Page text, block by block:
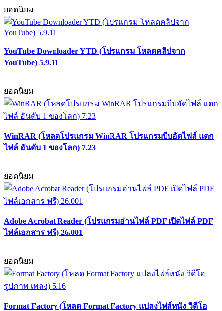
ยอดนิยม
YouTube Downloader YTD (โปรแกรม โหลดคลิปจาก
YouTube) 5.9.11
ยอดนิยม
WinRAR (โหลดโปรแกรม WinRAR โปรแกรมบีบอัดไฟล์ แตก
ไฟล์ อันดับ 1 ของโลก) 7.23
ยอดนิยม
Adobe Acrobat Reader (โปรแกรมอ่านไฟล์ PDF เปิดไฟล์ PDF
ไฟล์เอกสาร ฟรี) 26.001
ยอดนิยม
Format Factory (โหลด Format Factory แปลงไฟล์หนัง วิดีโอ